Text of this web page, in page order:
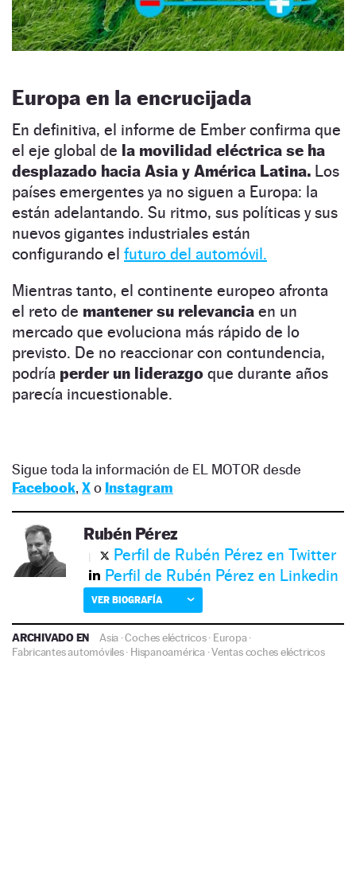
Europa en la encrucijada
En definitiva, el informe de Ember confirma que
el eje global de la movilidad eléctrica se ha
desplazado hacia Asia y América Latina. Los
países emergentes ya no siguen a Europa: la
están adelantando. Su ritmo, sus políticas y sus
nuevos gigantes industriales están
configurando el futuro del automóvil.
Mientras tanto, el continente europeo afronta
el reto de mantener su relevancia en un
mercado que evoluciona más rápido de lo
previsto. De no reaccionar con contundencia,
podría perder un liderazgo que durante años
parecía incuestionable.
Sigue toda la información de EL MOTOR desde
Facebook, Xo Instagram
Rubén Pérez
Perfil de Rubén Pérez en Twitter
Perfil de Rubén Pérez en Linkedin
VER BIOGRAFÍA
ARCHIVADO EN Asia ·Coches eléctricos· Europa·
Fabricantes automóviles· Hispanoamérica·Ventas coches eléctricos